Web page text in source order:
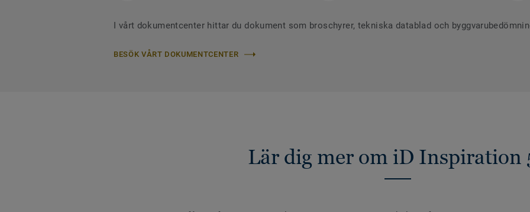
I vårt dokumentcenter hittar du dokument som broschyrer, tekniska datablad och
BESÖK VÅRT DOKUMENTCENTER
Lär dig mer om iD Inspiration